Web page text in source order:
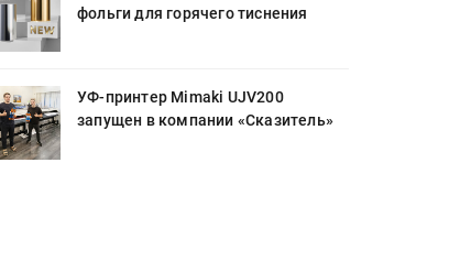
фольги для горячего тиснения
УФ-принтер Mimaki UJV200
запущен в компании «Сказитель»